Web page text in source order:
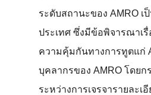
ระดับสถานะของ AMRO เ
ประเทศ ซึ่งมีข้อพิจารณาเรื่
ความคุ้มกันทางการทูตแก่
บุคลากรของ AMRO โดยก
ระหว่างการเจรจารายละเ